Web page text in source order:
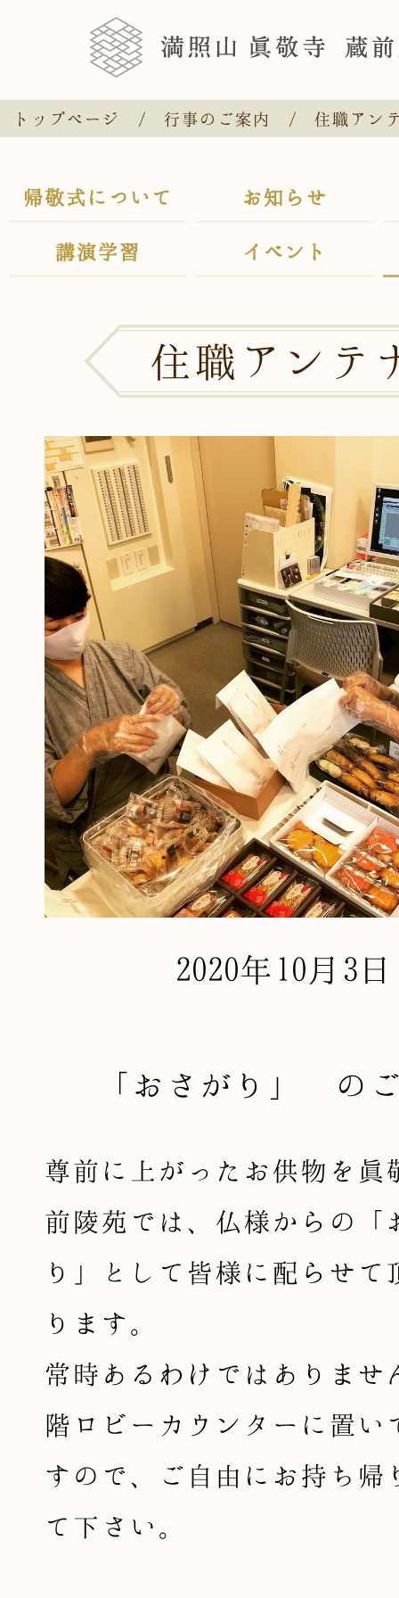
トップページ 行事のご案内 住職アン
帰敬式について お知らせ
講演学習 イベント
住職アンテ
2020年10月3日
「おさがり」 の
尊前に上がったお供物を
前陵苑では、仏様からの「
り」として皆様に配らせて
ります。
常時あるわけではありませ
階ロビーカウンターに置い
すので、ご自由にお持ち帰
て下さい。